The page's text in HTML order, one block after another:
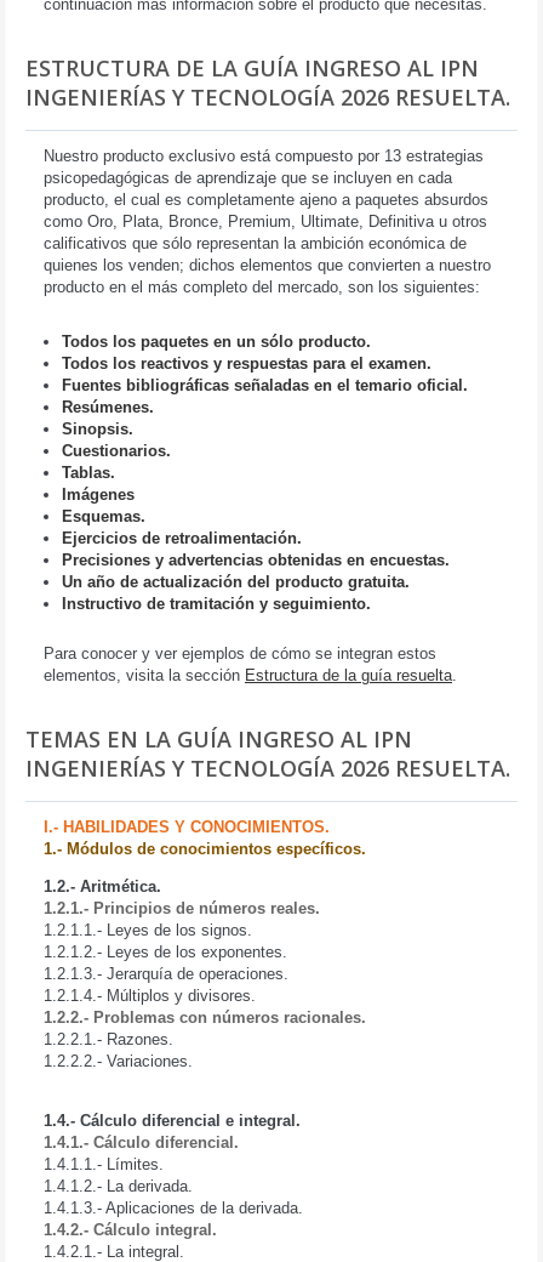
continuación más información sobre el producto que necesitas.
ESTRUCTURA DE LA GUÍA INGRESO AL IPN
INGENIERÍAS Y TECNOLOGÍA 2026 RESUELTA.
Nuestro producto exclusivo está compuesto por 13 estrategias
psicopedagógicas de aprendizaje que se incluyen en cada
producto, el cual es completamente ajeno a paquetes absurdos
como Oro, Plata, Bronce, Premium, Ultimate, Definitiva u otros
calificativos que sólo representan la ambición económica de
quienes los venden; dichos elementos que convierten a nuestro
producto en el más completo del mercado, son los siguientes:
Todos los paquetes en un sólo producto.
Todos los reactivos y respuestas para el examen.
Fuentes bibliográficas señaladas en el temario oficial.
Resúmenes.
Sinopsis.
Cuestionarios.
Tablas.
Imágenes
Esquemas.
Ejercicios de retroalimentación.
Precisiones y advertencias obtenidas en encuestas.
Un año de actualización del producto gratuita.
Instructivo de tramitación y seguimiento.
Para conocer y ver ejemplos de cómo se integran estos
elementos, visita la sección Estructura de la guía resuelta
TEMAS EN LA GUÍA INGRESO AL IPN
INGENIERÍAS Y TECNOLOGÍA 2026 RESUELTA.
I.- HABILIDADES Y CONOCIMIENTOS.
1.- Módulos de conocimientos específicos.
1.2.- Aritmética.
1.2.1.- Principios de números reales.
1.2.1.1.- Leyes de los signos.
1.2.1.2.- Leyes de los exponentes.
1.2.1.3.- Jerarquía de operaciones.
1.2.1.4.- Múltiplos y divisores.
1.2.2.- Problemas con números racionales.
1.2.2.1.- Razones.
1.2.2.2.- Variaciones.
1.4.- Cálculo diferencial e integral.
1.4.1.- Cálculo diferencial.
1.4.1.1.- Límites.
1.4.1.2.- La derivada.
1.4.1.3.- Aplicaciones de la derivada.
1.4.2.- Cálculo integral.
1.4.2.1.- La integral.